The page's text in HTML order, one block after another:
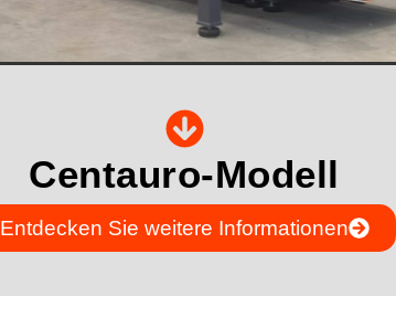
Centauro-Modell
Entdecken Sie weitere Informationen